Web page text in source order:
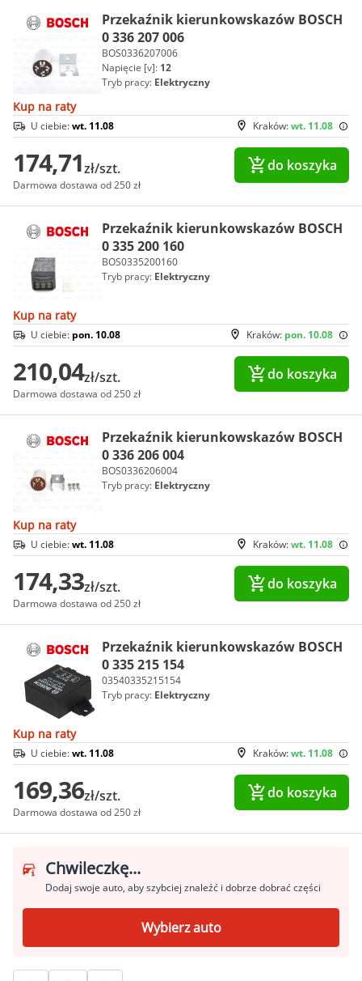
Przekaźnik kierunkowskazów BOSCH
0 336 207 006
BOS0336207006
Napięcie [v]: 12
Tryb pracy: Elektryczny
Kup na raty
Kraków:wt. 11.08
U ciebie:wt. 11.08
174,71zł/szt.
Darmowa dostawa od 250 zł
do koszyka
Przekaźnik kierunkowskazów BOSCH
0 335 200 160
BOS0335200160
Tryb pracy: Elektryczny
Kup na raty
Kraków: pon. 10.08
U ciebie: pon. 10.08
210,04zł/szt.
Darmowa dostawa od 250 zł
do koszyka
Przekaźnik kierunkowskazów BOSCH
0 336 206 004
BOS0336206004
Tryb pracy: Elektryczny
Kup na raty
Kraków:wt. 11.08
U ciebie:wt. 11.08
174,33zł/szt.
Darmowa dostawa od 250 zł
do koszyka
Przekaźnik kierunkowskazów BOSCH
0 335 215 154
03540335215154
Tryb pracy: Elektryczny
Kup na raty
Kraków:wt. 11.08
U ciebie:wt. 11.08
169,36zł/szt.
Darmowa dostawa od 250 zł
do koszyka
Chwileczkę...
Dodaj swoje auto, aby szybciej znaleźć i dobrze dobrać części
Wybierz auto